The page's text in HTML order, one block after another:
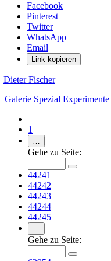
Facebook
Pinterest
Twitter
WhatsApp
Email
Link kopieren
Dieter Fischer
Galerie Spezial Experimente
1
…
Gehe zu Seite:
44241
44242
44243
44244
44245
…
Gehe zu Seite: